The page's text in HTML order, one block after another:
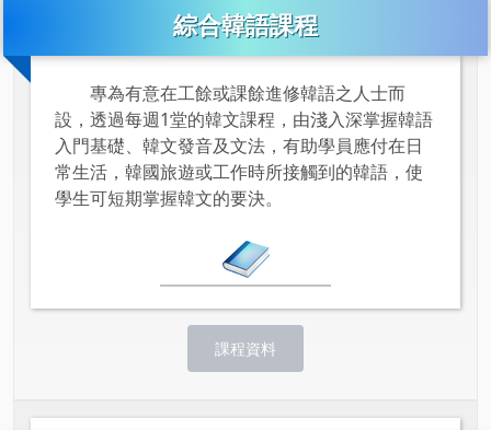
綜合韓語課程
專為有意在工餘或課餘進修韓語之人士而
設，透過每週1堂的韓文課程，由淺入深掌握韓語
入門基礎、韓文發音及文法，有助學員應付在日
常生活，韓國旅遊或工作時所接觸到的韓語，使
學生可短期掌握韓文的要決。
課程資料